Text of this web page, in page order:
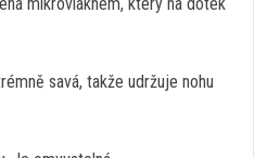
mikrovláknem, který na dotek
savá, takže udržuje nohu